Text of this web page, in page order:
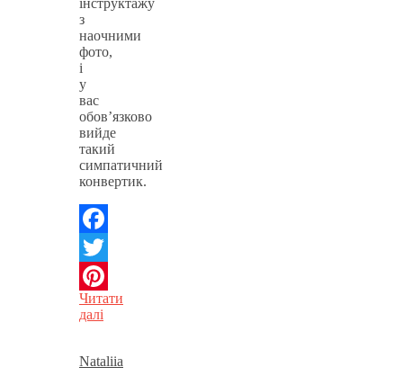
з
наочними
фото,
і
у
вас
обов’язково
вийде
такий
симпатичний
конвертик.
Facebook
Twitter
Pinterest
Читати
далі
Nataliia